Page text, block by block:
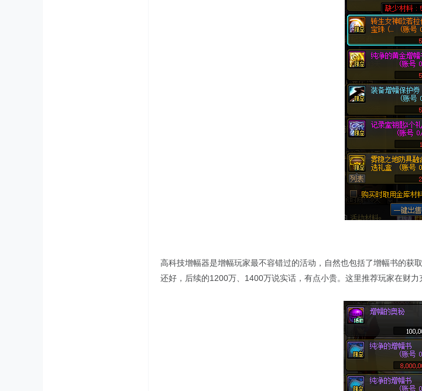
高科技增幅器是增幅玩家最不容错过的活动，自然也包括了增幅书的
还好，后续的1200万、1400万说实话，有点小贵。这里推荐玩家在财